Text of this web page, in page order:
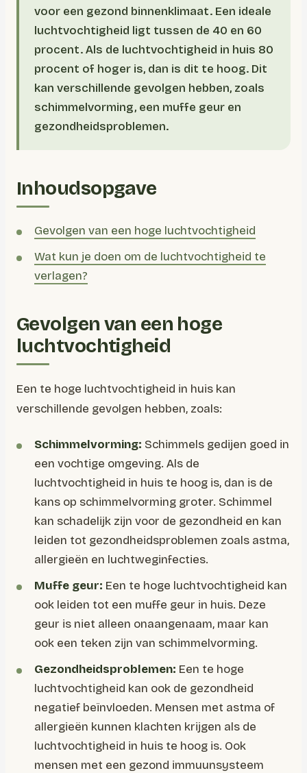
voor een gezond binnenklimaat. Een ideale
luchtvochtigheid ligt tussen de 40 en 60
procent. Als de luchtvochtigheid in huis 80
procent of hoger is, dan is dit te hoog. Dit
kan verschillende gevolgen hebben, zoals
schimmelvorming, een muffe geur en
gezondheidsproblemen.
Inhoudsopgave
Gevolgen van een hoge luchtvochtigheid
Wat kun je doen om de luchtvochtigheid te
verlagen?
Gevolgen van een hoge
luchtvochtigheid
Een te hoge luchtvochtigheid in huis kan
verschillende gevolgen hebben, zoals:
Schimmelvorming: Schimmels gedijen goed in
een vochtige omgeving. Als de
luchtvochtigheid in huis te hoog is, dan is de
kans op schimmelvorming groter. Schimmel
kan schadelijk zijn voor de gezondheid en kan
leiden tot gezondheidsproblemen zoals astma,
allergieën en luchtweginfecties.
Muffe geur: Een te hoge luchtvochtigheid kan
ook leiden tot een muffe geur in huis. Deze
geur is niet alleen onaangenaam, maar kan
ook een teken zijn van schimmelvorming.
Gezondheidsproblemen: Een te hoge
luchtvochtigheid kan ook de gezondheid
negatief beïnvloeden. Mensen met astma of
allergieën kunnen klachten krijgen als de
luchtvochtigheid in huis te hoog is. Ook
mensen met een gezond immuunsysteem